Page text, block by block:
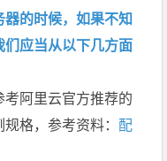
的时候，如果不知
们应当从以下几方面
阿里云官方推荐的
格，参考资料： 配